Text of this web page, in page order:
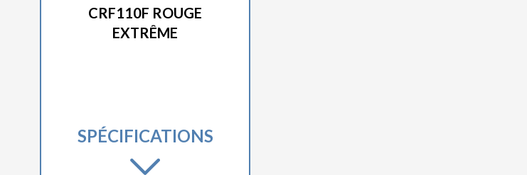
CRF110F ROUGE
EXTRÊME
SPÉCIFICATIONS